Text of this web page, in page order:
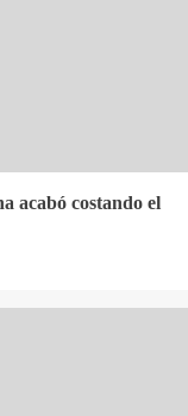
acabó costando el